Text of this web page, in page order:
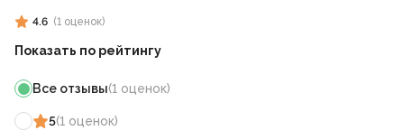
4.6 (1 оценок)
Показать по рейтингу
Все отзывы(1 оценок)
5(1 оценок)